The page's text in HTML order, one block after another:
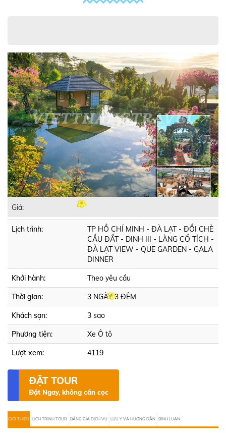
Giá:
Lịch trình:
TP HỒ CHÍ MINH - ĐÀ LẠT - ĐỒI CHÈ
CẦU ĐẤT - DINH III - LÀNG CỔ TÍCH -
ĐÀ LẠT VIEW - QUE GARDEN - GALA
DINNER
Khởi hành: Theo yêu cầu
Thời gian: 3 NGÀY 3 ĐÊM
Khách sạn: 3 sao
Phương tiện: Xe Ô tô
Lượt xem: 4119
ĐẶT TOUR
Đặt Ngay, không cần cọc
GIỚI THIỆU LỊCH TRÌNH TOUR BẢNG GIÁ DỊCH VỤ LƯU Ý VÀ HƯỚNG DẪN BÌNH LUẬN